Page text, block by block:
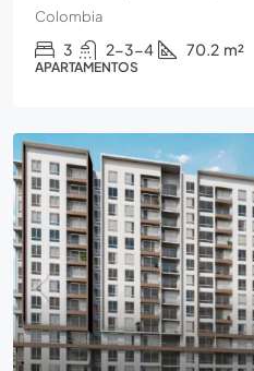
Colombia
3 2-3-4 70.2 m²
APARTAMENTOS